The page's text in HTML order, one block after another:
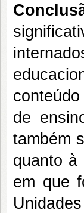
de
também
quanto à
em que